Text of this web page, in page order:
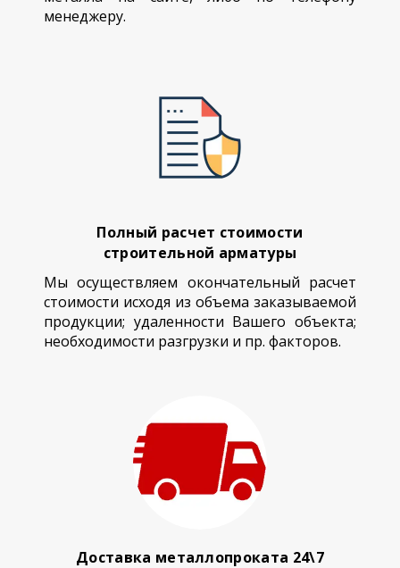
менеджеру.
Полный расчет стоимости
строительной арматуры
Мы осуществляем окончательный расчет
стоимости исходя из объема заказываемой
продукции; удаленности Вашего объекта;
необходимости разгрузки и пр. факторов.
Доставка металлопроката 24\7